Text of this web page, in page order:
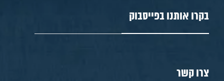
בקרו אותנו בפייסבוק
צרו קשר